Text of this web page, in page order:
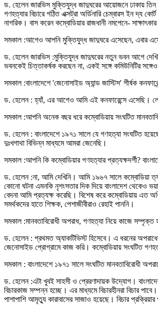
ড. হেলেন জারভিস মুক্তিযুদ্ধ জাদুঘরের আয়োজনে ঢাকায় তিন
গণহত্যার বিচারে গঠিত এক্সট্রা অর্ডিনারি চেম্বারস ইন দ্য
নাগরিক। বাস করেন কম্বোডিয়ার রাজধানী নমপেনে-
সমকাল :আগেও আপনি মুক্তিযুদ্ধ জাদুঘরে এসেছেন, এবার
ড. হেলেন জারভিস :মুক্তিযুদ্ধ জাদুঘরের নতুন ভবন আগে
ভবনকেই চিত্তাকর্ষক করছেন না, একই সঙ্গে কমিউনিটির
সমকাল :বাংলাদেশে 'জেনোসাইড অ্যান্ড জাস্টিস' শীর্ষক
ড. হেলেন : হ্যাঁ, এর আগেও আমি এই কনফারেন্সে এসেছি।
সমকাল :আপনি অনেক বছর ধরে কম্বোডিয়ায় সংঘটিত
ড. হেলেন : বাংলাদেশে ১৯৭১ সালে যে গণহত্যা সংঘটিত
দুঃখগাথা বিভিন্ন মাধ্যমে আমরা জেনেছি।
সমকাল :আপনি কি কম্বোডিয়ার গণহত্যার প্রত্যক্ষদর্শী?
ড. হেলেন :না, আমি দেখিনি। আমি ১৯৬৭ সালে কম্বোডিয়া
কোনো ঘটনা এমনকি নৃশংসতার দিক দিয়ে বাংলাদেশ থেকেও
বেদনা আমি প্রত্যক্ষ করেছি। বিশেষ করে কম্বোডিয়ায় এত
সমর্থকদের হাতে শিক্ষক, পেশাজীবীরাও রেহাই পাননি।
সমকাল :মানবতাবিরোধী অপরাধ, গণহত্যা নিয়ে কাজে সম্পৃক্ত
ড. হেলেন : প্রথমত অ্যাকটিভিস্ট হিসেবে। এ ধরনের
জেনোসাইড প্রোগ্রামে কাজ করি। কম্বোডিয়ায় সংঘটিত
সমকাল : বাংলাদেশে ১৯৭১ সালে সংঘটিত মানবতাবিরোধী
ড. হেলেন :এটা খুবই সাহসী ও প্রেরণাদায়ক উদ্যোগ।
বিচারকাজ সম্পন্ন হচ্ছে। এর মাধ্যমে বিচারহীনরা বিচার
পাশাপাশি আমৃত্যু কারাবাসের সাজাও হয়েছে। বিচার